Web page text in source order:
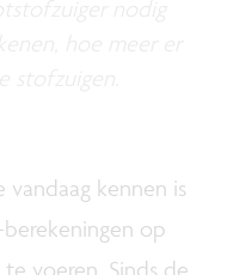
vandaag kennen is
op